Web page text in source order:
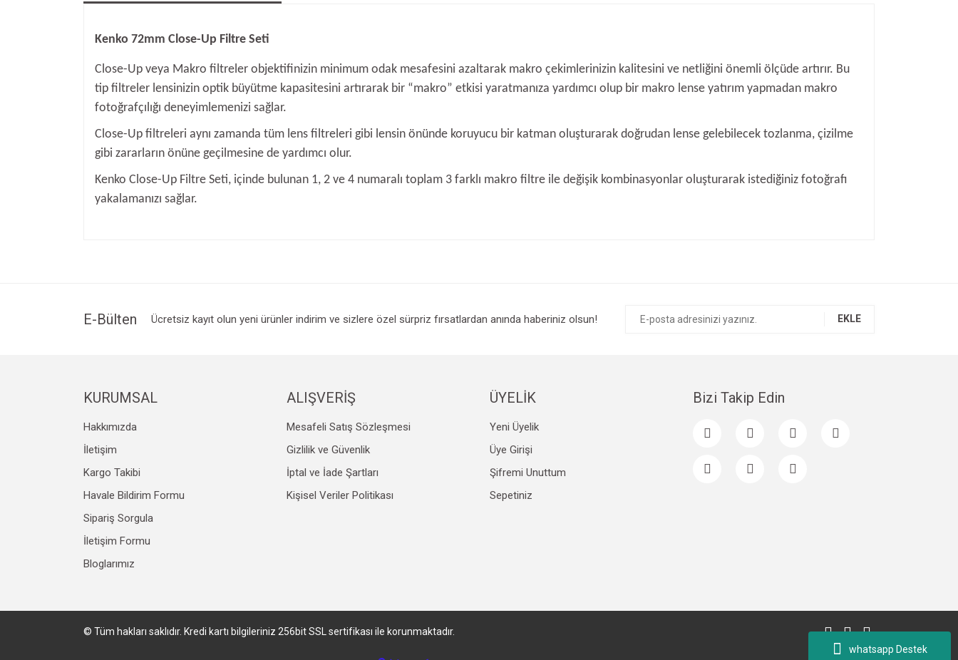
whatsapp Destek
Kenko 72mm Close-Up Filtre Seti
Close-Up veya Makro filtreler objektifinizin minimum odak mesafesini azaltarak makro çekimlerinizin kalitesini ve netliğini önemli ölçüde artırır. Bu
tip filtreler lensinizin optik büyütme kapasitesini artırarak bir “makro” etkisi yaratmanıza yardımcı olup bir makro lense yatırım yapmadan makro
fotoğrafçılığı deneyimlemenizi sağlar.
Close-Up filtreleri aynı zamanda tüm lens filtreleri gibi lensin önünde koruyucu bir katman oluşturarak doğrudan lense gelebilecek tozlanma, çizilme
gibi zararların önüne geçilmesine de yardımcı olur.
Kenko Close-Up Filtre Seti, içinde bulunan 1, 2 ve 4 numaralı toplam 3 farklı makro filtre ile değişik kombinasyonlar oluşturarak istediğiniz fotoğrafı
yakalamanızı sağlar.
Ürün bilgilerinde hatalar bulunuyor.
Gönder
E-Bülten Ücretsiz kayıt olun yeni ürünler indirim ve sizlere özel sürpriz fırsatlardan anında haberiniz olsun! EKLE
KURUMSAL
Hakkımızda
İletişim
Kargo Takibi
Havale Bildirim Formu
Sipariş Sorgula
İletişim Formu
Bloglarımız
ALIŞVERİŞ
Mesafeli Satış Sözleşmesi
Gizlilik ve Güvenlik
İptal ve İade Şartları
Kişisel Veriler Politikası
ÜYELİK
Yeni Üyelik
Üye Girişi
Şifremi Unuttum
Sepetiniz
Bizi Takip Edin
© Tüm hakları saklıdır. Kredi kartı bilgileriniz 256bit SSL sertifikası ile korunmaktadır.